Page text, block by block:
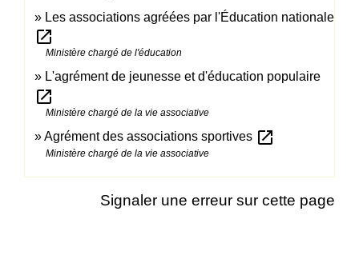
Les associations agréées par l'Éducation nationale
open_in_new
Ministère chargé de l'éducation
L'agrément de jeunesse et d'éducation populaire
open_in_new
Ministère chargé de la vie associative
Agrément des associations sportives open_in_new
Ministère chargé de la vie associative
Signaler une erreur sur cette page